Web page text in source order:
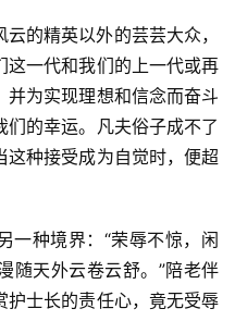
的精英以外的芸芸大众，
这一代和我们的上一代或再
并为实现理想和信念而奋斗
的幸运。凡夫俗子成不了
这种接受成为自觉时，便超
一种境界：“荣辱不惊，闲
随天外云卷云舒。”陪老伴
护士长的责任心，竟无受辱